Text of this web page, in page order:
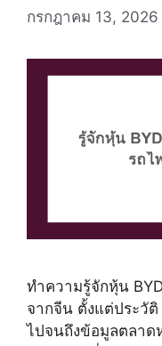
กรกฎาคม 13, 2026
ทำความรู้จักหุ้น
จากจีน ตั้งแต่ประวั
ไปจนถึงข้อมูลตลา